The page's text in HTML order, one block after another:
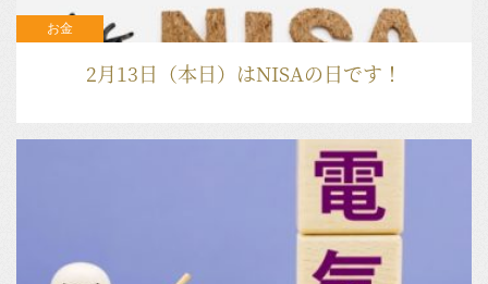
2月13日（本日）はNISAの日です！
お金